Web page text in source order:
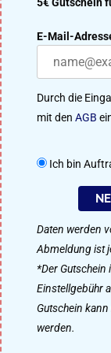
DER
ERFOLGREICH
Viele Designer
treten im
So funktioniert
Als Designer
5€ Gutschein
E-Mail-
Durch die
mit den AGB
Ich bin
Daten werden
Abmeldung ist
*Der
Einstellgebühr
Gutschein
werden.